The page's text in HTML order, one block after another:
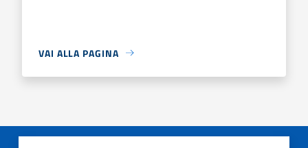
VAI ALLA PAGINA